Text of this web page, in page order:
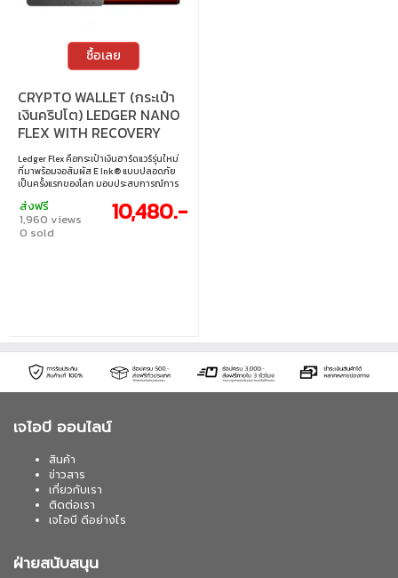
ซื้อเลย
CRYPTO WALLET (กระเป๋า
เงินคริปโต) LEDGER NANO
FLEX WITH RECOVERY
KEY - ORANGE
Ledger Flex คือกระเป๋าเงินฮาร์ดแวร์รุ่นใหม่
ที่มาพร้อมจอสัมผัส E Ink® แบบปลอดภัย
เป็นครั้งแรกของโลก มอบประสบการณ์การ
ดีไซน์ พร้อมแบตเตอรีใช้งานได้นาน เชื่อมต่อ
Bluetooth และ USB‑C ได้อย่างคล่องตัว — ให้
คุณควบคุมสินทรัพย์ดิจิทัลด้วยความมั่นใจ
ส่งฟรี
1,960 views
0 sold
10,480.-
เจไอบี ออนไลน์
สินค้า
ข่าวสาร
เกี่ยวกับเรา
ติดต่อเรา
เจไอบี ดีอย่างไร
ฝ่ายสนับสนุน